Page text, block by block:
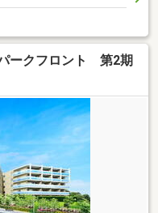
ークフロント 第2期